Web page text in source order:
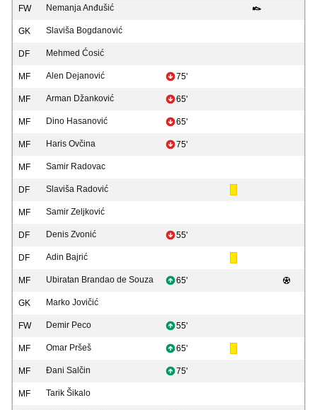
FW Nemanja Anđušić
GK Slaviša Bogdanović
DF Mehmed Ćosić
MF Alen Dejanović 75'
MF Arman Džanković 65'
MF Dino Hasanović 65'
MF Haris Ovčina 75'
MF Samir Radovac
DF Slaviša Radović
MF Samir Zeljković
DF Denis Zvonić 55'
DF Adin Bajrić
MF Ubiratan Brandao de Souza 65'
GK Marko Jovičić
FW Demir Peco 55'
MF Omar Pršeš 65'
MF Đani Salčin 75'
MF Tarik Šikalo